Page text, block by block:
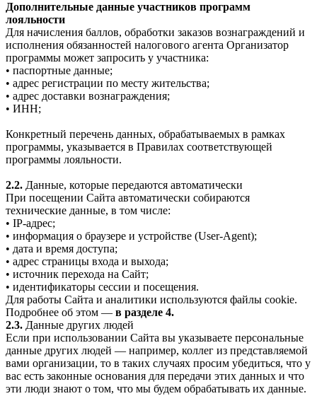
Дополнительные данные участников программ
лояльности
Для начисления баллов, обработки заказов вознаграждений и
исполнения обязанностей налогового агента Организатор
программы может запросить у участника:
• паспортные данные;
• адрес регистрации по месту жительства;
• адрес доставки вознаграждения;
• ИНН;
Конкретный перечень данных, обрабатываемых в рамках
программы, указывается в Правилах соответствующей
программы лояльности.
2.2. Данные, которые передаются автоматически
При посещении Сайта автоматически собираются
технические данные, в том числе:
• IP-адрес;
• информация о браузере и устройстве (User-Agent);
• дата и время доступа;
• адрес страницы входа и выхода;
• источник перехода на Сайт;
• идентификаторы сессии и посещения.
Для работы Сайта и аналитики используются файлы cookie.
Подробнее об этом — в разделе 4.
2.3. Данные других людей
Если при использовании Сайта вы указываете персональные
данные других людей — например, коллег из представляемой
вами организации, то в таких случаях просим убедиться, что у
вас есть законные основания для передачи этих данных и что
эти люди знают о том, что мы будем обрабатывать их данные.